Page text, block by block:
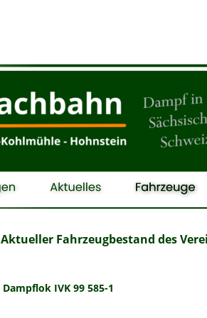
Aktueller Fahrzeugbestand des
Dampflok IVK 99 585-1